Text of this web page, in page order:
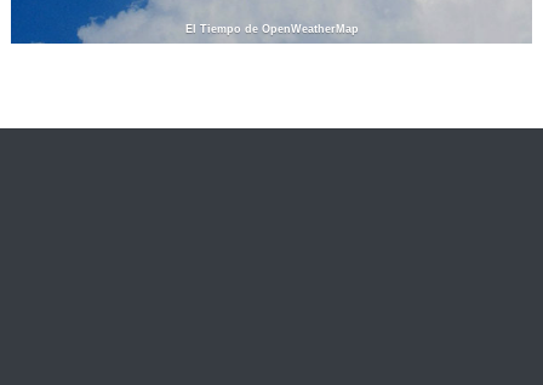
El Tiempo de OpenWeatherMap